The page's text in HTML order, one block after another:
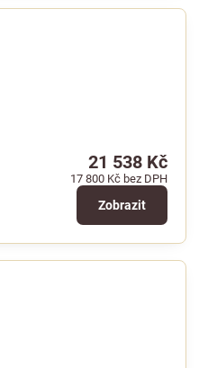
21 538 Kč
17 800 Kč bez DPH
Zobrazit